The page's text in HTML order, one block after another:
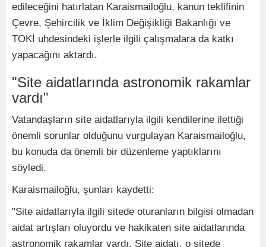
edileceğini hatırlatan Karaismailoğlu, kanun teklifinin
Çevre, Şehircilik ve İklim Değişikliği Bakanlığı ve
TOKİ uhdesindeki işlerle ilgili çalışmalara da katkı
yapacağını aktardı.
"Site aidatlarında astronomik rakamlar
vardı"
Vatandaşların site aidatlarıyla ilgili kendilerine ilettiği
önemli sorunlar olduğunu vurgulayan Karaismailoğlu,
bu konuda da önemli bir düzenleme yaptıklarını
söyledi.
Karaismailoğlu, şunları kaydetti:
"Site aidatlarıyla ilgili sitede oturanların bilgisi olmadan
aidat artışları oluyordu ve hakikaten site aidatlarında
astronomik rakamlar vardı. Site aidatı, o sitede